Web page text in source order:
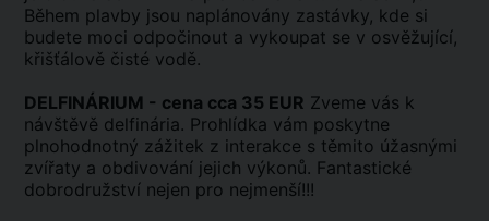
Během plavby jsou naplánovány zastávky, kde si
budete moci odpočinout a vykoupat se v osvěžující,
křišťálově čisté vodě.
DELFINÁRIUM - cena cca 35 EUR Zveme vás k
návštěvě delfinária. Prohlídka vám poskytne
plnohodnotný zážitek z interakce s těmito úžasnými
zvířaty a obdivování jejich výkonů. Fantastické
dobrodružství nejen pro nejmenší!!!